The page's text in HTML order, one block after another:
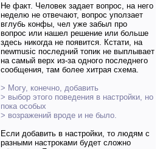
Не факт. Человек задает вопрос, на него
неделю не отвечают, вопрос уползает
вглубь конфы, чел уже забыл про
вопрос или нашел решение или больше
здесь никогда не появится. Кстати, на
newmusic последний топик не выплывает
на самый верх из-за одного последнего
сообщения, там более хитрая схема.
> Могу, конечно, добавить
> выбор этого поведения в настройки, но
пока особых
> возражений вроде и не было.
Если добавить в настройки, то людям с
разными настроками будет сложно